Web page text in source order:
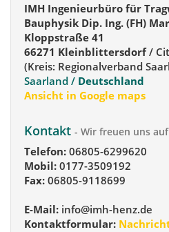
IMH Ingenieurbüro für
Bauphysik Dip. Ing. (FH)
Kloppstraße 41
66271 Kleinblittersdorf/
(Kreis: Regionalverband
Saarland / Deutschland
Ansicht in Google maps
Kontakt - Wir freuen uns auf
Telefon: 06805-6299620
Mobil: 0177-3509192
Fax: 06805-9118699
E-Mail: info@imh-henz.de
Kontaktformular: